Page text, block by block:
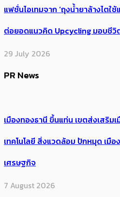
แฟชั่นไอเทมจาก ‘ถุงน้ำยาล้างไตใ
ต่อยอดแนวคิด Upcycling มอบชีวิ
29 July 2026
PR News
เมืองทองธานี ขึ้นแท่น เขตส่งเสริม
เทคโนโลยี สิ่งแวดล้อม ปักหมุด เมื
เศรษฐกิจ
7 August 2026